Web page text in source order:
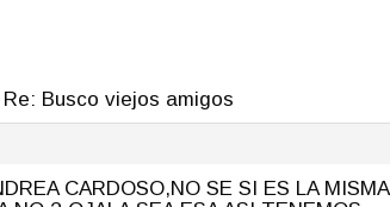
Re: Busco viejos amigos
CARDOSO,NO SE SI ES LA MISMA